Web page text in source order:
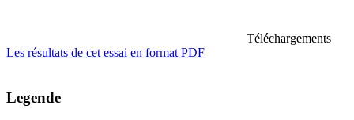
Téléchargements
Les résultats de cet essai en format PDF
Legende